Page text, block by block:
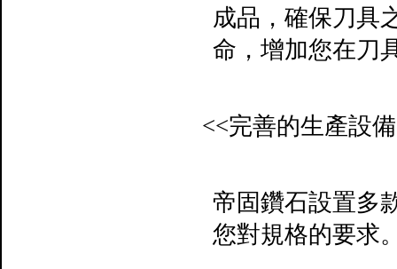
成品，確保刀具
命，增加您在刀
<<完善的生產設備
帝固鑽石設置多
您對規格的要求